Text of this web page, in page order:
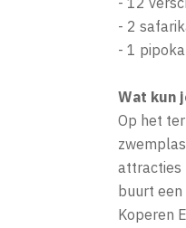
- 2
- 1
Wat kun
Op het
attracties
buurt
Koperen